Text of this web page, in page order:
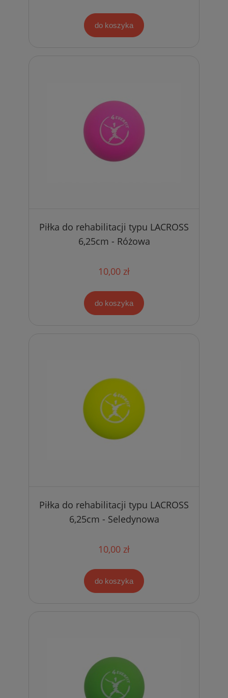
do koszyka
Piłka do rehabilitacji typu LACROSS
6,25cm - Różowa
10,00 zł
do koszyka
Piłka do rehabilitacji typu LACROSS
6,25cm - Seledynowa
10,00 zł
do koszyka